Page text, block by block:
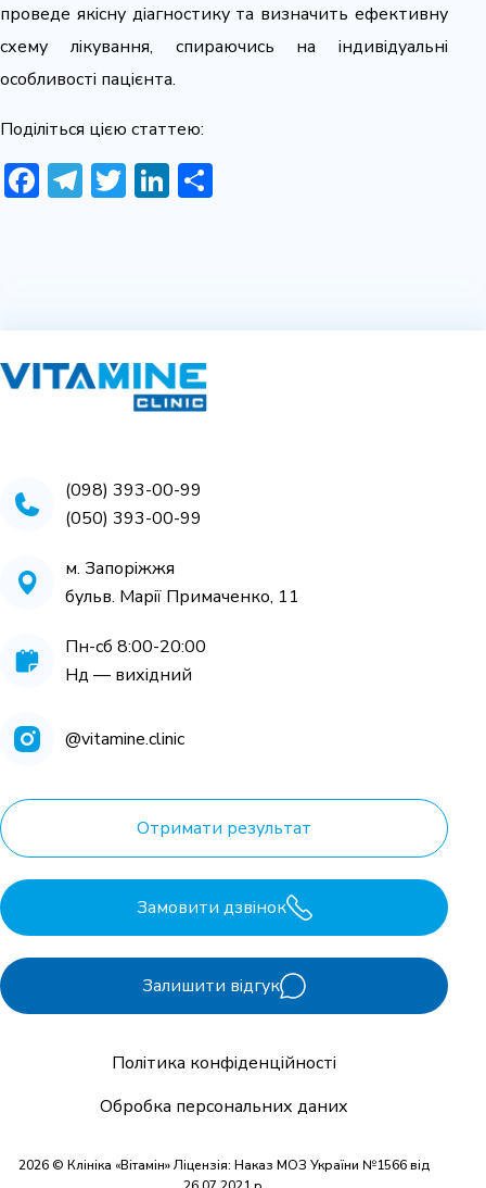
проведе якісну діагностику та визначить ефективну
схему лікування, спираючись на індивідуальні
особливості пацієнта.
Поділіться цією статтею:
Facebook
Telegram
TwitterLinkedIn
(098) 393-00-99
(050) 393-00-99
м. Запоріжжя
бульв. Марії Примаченко, 11
Пн-cб 8:00-20:00
Нд — вихідний
@vitamine.clinic
Отримати результат
Замовити дзвінок
Залишити відгук
Політика конфіденційності
Обробка персональних даних
2026 © Клініка «Вітамін» Ліцензія: Наказ МОЗ України №1566 від